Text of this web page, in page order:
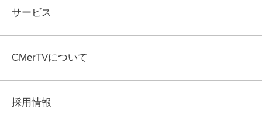
サービス
CMerTVについて
採用情報